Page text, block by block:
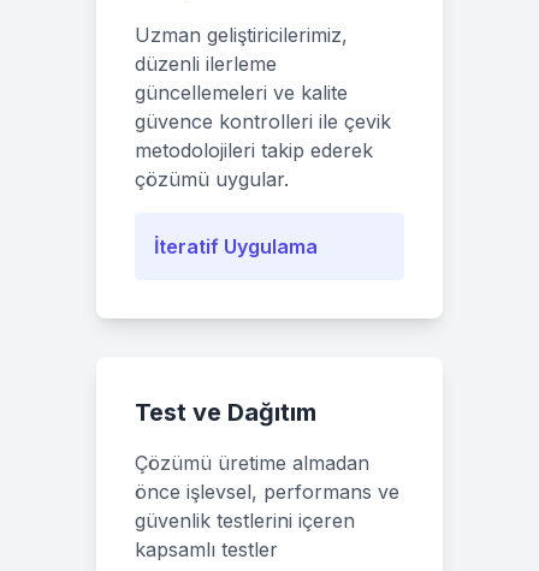
Uzman geliştiricilerimiz,
düzenli ilerleme
güncellemeleri ve kalite
güvence kontrolleri ile çevik
metodolojileri takip ederek
çözümü uygular.
İteratif Uygulama
Test ve Dağıtım
Çözümü üretime almadan
önce işlevsel, performans ve
güvenlik testlerini içeren
kapsamlı testler